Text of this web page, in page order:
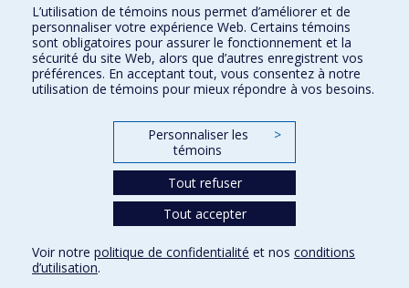
Nous trouver
Plan du site
Accessibilité
Conditions d’utilisation
L’utilisation de témoins nous permet d’améliorer et de
personnaliser votre expérience Web. Certains témoins
sont obligatoires pour assurer le fonctionnement et la
sécurité du site Web, alors que d’autres enregistrent vos
préférences. En acceptant tout, vous consentez à notre
utilisation de témoins pour mieux répondre à vos besoins.
Personnaliser les
témoins
>
Tout refuser
Tout accepter
Voir notre politique de confidentialité et nos conditions
d’utilisation.